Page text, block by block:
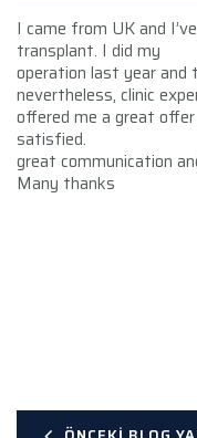
I came from UK and
transplant. I did my
operation last year and
nevertheless, clinic
offered me a great
satisfied.
great communication
Many thanks